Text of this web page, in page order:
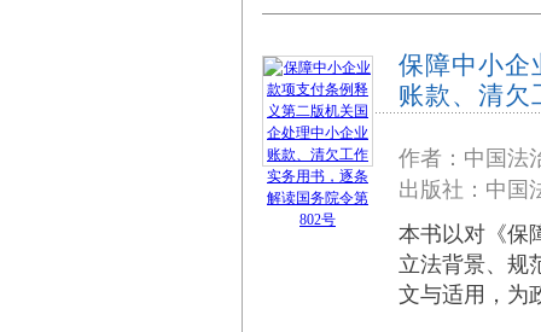
保障中小企
账款、清欠
作者：中国法
出版社：中
本书以对《保
立法背景、规
文与适用，为